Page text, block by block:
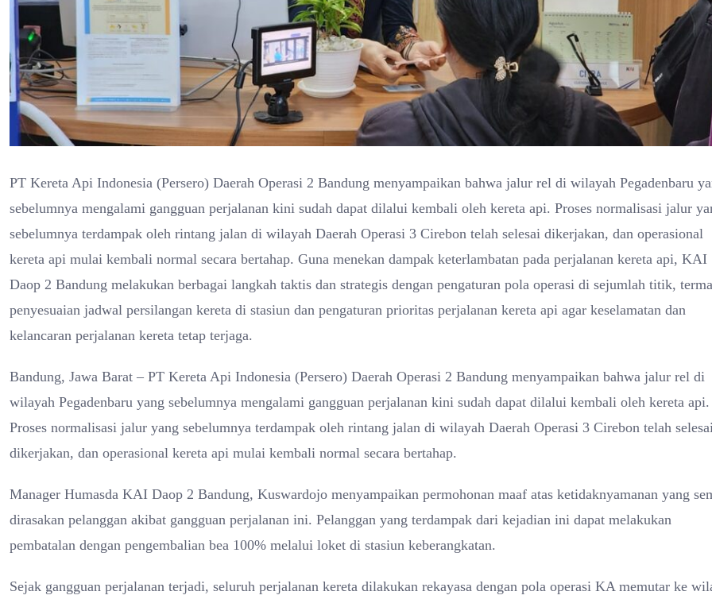
PT Kereta Api Indonesia (Persero) Daerah Operasi 2 Bandung menyampaikan bahwa jalur rel di wilayah Pegadenbaru
sebelumnya mengalami gangguan perjalanan kini sudah dapat dilalui kembali oleh kereta api. Proses normalisasi jalur
sebelumnya terdampak oleh rintang jalan di wilayah Daerah Operasi 3 Cirebon telah selesai dikerjakan, dan operasional
kereta api mulai kembali normal secara bertahap. Guna menekan dampak keterlambatan pada perjalanan kereta api, KAI
Daop 2 Bandung melakukan berbagai langkah taktis dan strategis dengan pengaturan pola operasi di sejumlah titik,
penyesuaian jadwal persilangan kereta di stasiun dan pengaturan prioritas perjalanan kereta api agar keselamatan dan
kelancaran perjalanan kereta tetap terjaga.
Bandung, Jawa Barat – PT Kereta Api Indonesia (Persero) Daerah Operasi 2 Bandung menyampaikan bahwa jalur rel di
wilayah Pegadenbaru yang sebelumnya mengalami gangguan perjalanan kini sudah dapat dilalui kembali oleh kereta api.
Proses normalisasi jalur yang sebelumnya terdampak oleh rintang jalan di wilayah Daerah Operasi 3 Cirebon telah
dikerjakan, dan operasional kereta api mulai kembali normal secara bertahap.
Manager Humasda KAI Daop 2 Bandung, Kuswardojo menyampaikan permohonan maaf atas ketidaknyamanan yang
dirasakan pelanggan akibat gangguan perjalanan ini. Pelanggan yang terdampak dari kejadian ini dapat melakukan
pembatalan dengan pengembalian bea 100% melalui loket di stasiun keberangkatan.
Sejak gangguan perjalanan terjadi, seluruh perjalanan kereta dilakukan rekayasa dengan pola operasi KA memutar ke